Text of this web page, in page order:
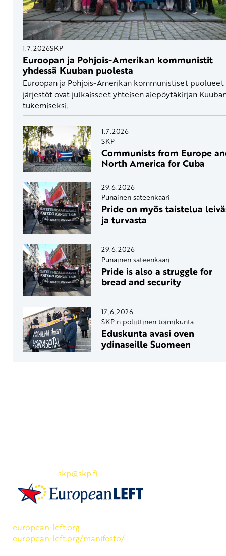
1.7.2026SKP
Euroopan ja Pohjois-Amerikan kommunistit
yhdessä Kuuban puolesta
Euroopan ja Pohjois-Amerikan kommunistiset puolueet
järjestöt ovat julkaisseet yhteisen aiepöytäkirjan
tukemiseksi.
1.7.2026
SKP
Communists from Europe
North America for Cuba
29.6.2026
Punainen sateenkaari
Pride on myös taistelua
ja turvasta
29.6.2026
Punainen sateenkaari
Pride is also a struggle for
bread and security
17.6.2026
SKP:n poliittinen toimikunta
Eduskunta avasi oven
ydinaseille Suomeen
skp@skp.fi
european-left.org
european-left.org/manifesto/